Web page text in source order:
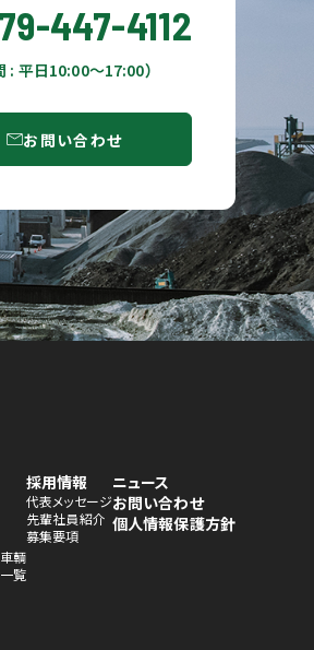
447-4112
: 平日10:00〜17:00）
お問い合わせ
輌
覧
採用情報
代表メッセージ
先輩社員紹介
募集要項
ニュース
お問い合わせ
個人情報保護方針